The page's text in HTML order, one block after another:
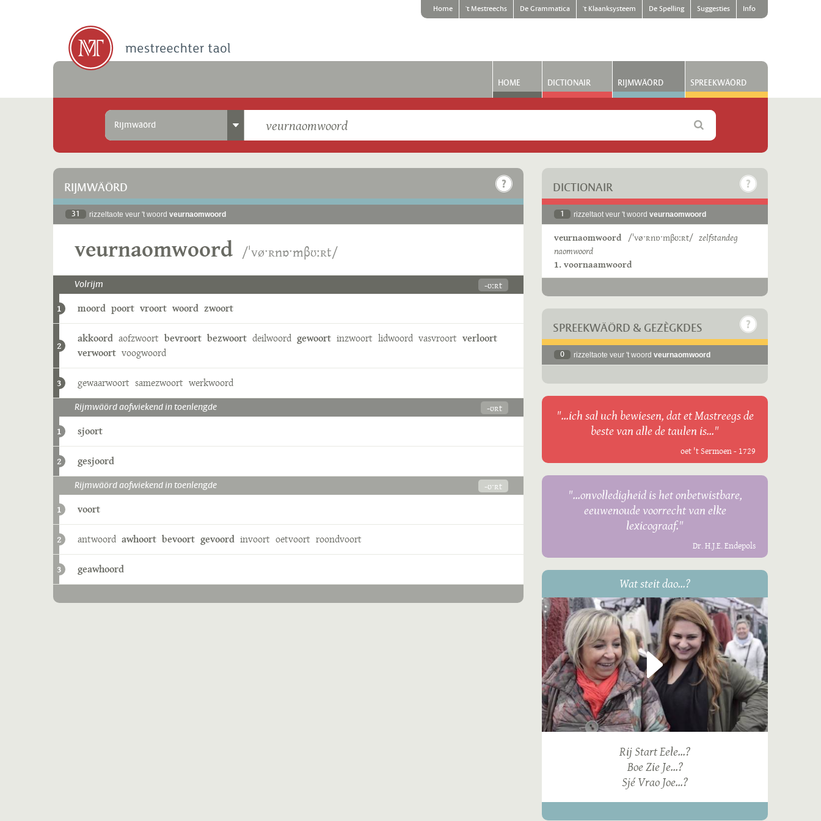
Home 't Mestreechs De Grammatica 't Klaanksysteem De Spelling Suggesties Info
HOME DICTIONAIR RIJMWÄÖRD SPREEKWÄÖRD
Rijmwäörd
RIJMWÄÖRD
31 rizzeltaote veur 't woord veurnaomwoord
veurnaomwoord /ˈvøˑʀnɒˑmβʊːʀt/
Volrijm -ʊːʀt
1 moord poort vroort woord zwoort
2
akkoord aofzwoort bevroort bezwoort deilwoord gewoort inzwoort lidwoord vasvroort verloort
verwoort voogwoord
3 gewaarwoort samezwoort werkwoord
Rijmwäörd aofwiekend in toenlengde -ʊʀt
1 sjoort
2 gesjoord
Rijmwäörd aofwiekend in toenlengde -ʊˑʀt
1 voort
2 antwoord awhoort bevoort gevoord invoort oetvoort roondvoort
3 geawhoord
DICTIONAIR
1 rizzeltaot veur 't woord veurnaomwoord
veurnaomwoord /ˈvøˑʀnɒˑmβʊːʀt/ zelfstandeg
naomwoord
1. voornaamwoord
SPREEKWÄÖRD & GEZÈGKDES
0 rizzeltaote veur 't woord veurnaomwoord
"...ich sal uch bewiesen, dat et Mastreegs de
beste van alle de taulen is..."
oet 't Sermoen - 1729
"...onvolledigheid is het onbetwistbare,
eeuwenoude voorrecht van elke
lexicograaf."
Dr. H.J.E. Endepols
Wat steit dao...?
Rij Start Eele...?
Boe Zie Je...?
Sjé Vrao Joe...?